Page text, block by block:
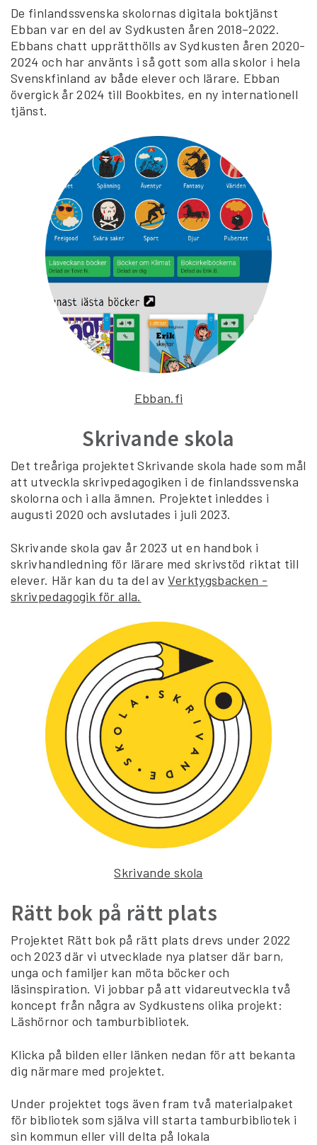
De finlandssvenska skolornas digitala boktjänst
Ebban var en del av Sydkusten åren 2018–2022.
Ebbans chatt upprätthölls av Sydkusten åren 2020-
2024 och har använts i så gott som alla skolor i hela
Svenskfinland av både elever och lärare. Ebban
övergick år 2024 till Bookbites, en ny internationell
tjänst.
Ebban.fi
Skrivande skola
Det treåriga projektet Skrivande skola hade som mål
att utveckla skrivpedagogiken i de finlandssvenska
skolorna och i alla ämnen. Projektet inleddes i
augusti 2020 och avslutades i juli 2023.
Skrivande skola gav år 2023 ut en handbok i
skrivhandledning för lärare med skrivstöd riktat till
elever. Här kan du ta del avVerktygsbacken -
skrivpedagogik för alla.
Skrivande skola
Rätt bok på rätt plats
Projektet Rätt bok på rätt plats drevs under 2022
och 2023 där vi utvecklade nya platser där barn,
unga och familjer kan möta böcker och
läsinspiration. Vi jobbar på att vidareutveckla två
koncept från några av Sydkustens olika projekt:
Läshörnor och tamburbibliotek.
Klicka på bilden eller länken nedan för att bekanta
dig närmare med projektet.
Under projektet togs även fram två materialpaket
för bibliotek som själva vill starta tamburbibliotek i
sin kommun eller vill delta på lokala